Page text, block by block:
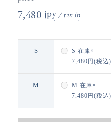
7,480円(税込)
S S 在庫×
7,480円(税込)
M M 在庫×
7,480円(税込)